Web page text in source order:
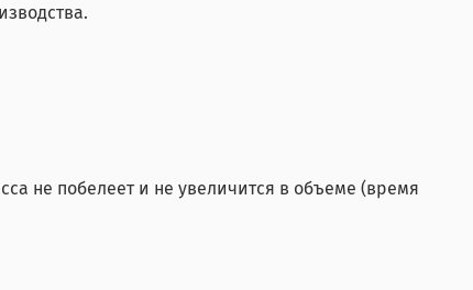
не побелеет и не увеличится в объеме (время